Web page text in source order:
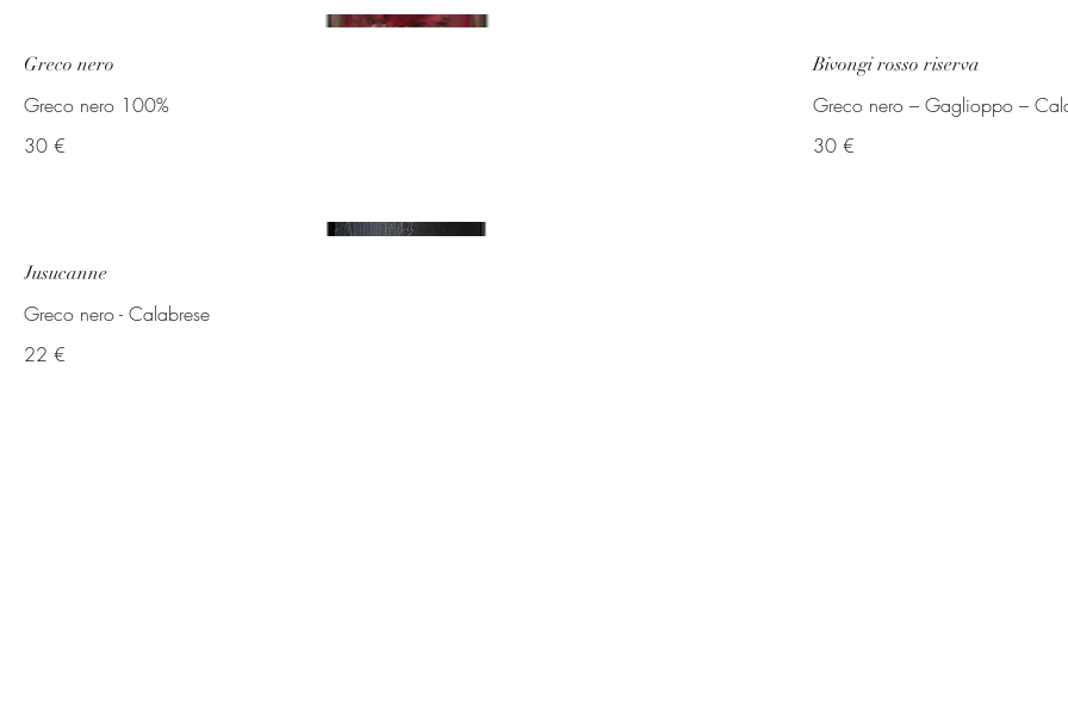
Greco nero
Greco nero 100%
30 €
Bivongi rosso riserva
Greco nero – Gaglioppo –
30 €
Jusucanne
Greco nero - Calabrese
22 €